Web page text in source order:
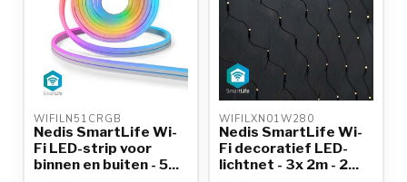
WIFILN51CRGB
Nedis SmartLife Wi-
Fi LED-strip voor
binnen en buiten - 5...
WIFILXN01W280
Nedis SmartLife Wi-
Fi decoratief LED-
lichtnet - 3x 2m - 2...